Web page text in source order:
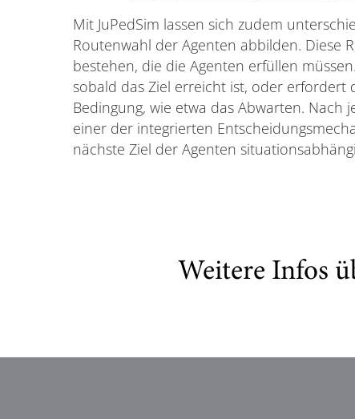
Mit JuPedSim lassen sich zudem
Routenwahl der Agenten abbilden. Diese
bestehen, die die Agenten erfüllen
sobald das Ziel erreicht ist, oder erfordert
Bedingung, wie etwa das Abwarten. Nach
einer der integrierten
nächste Ziel der Agenten
Weitere Infos